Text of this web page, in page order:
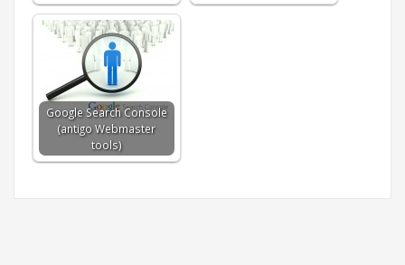
Google Search Console
(antigo Webmaster
tools)